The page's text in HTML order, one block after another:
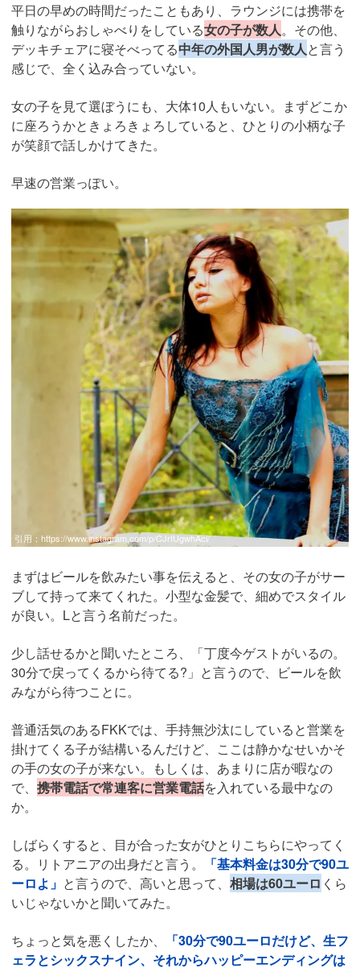
平日の早めの時間だったこともあり、ラウンジには携帯を
触りながらおしゃべりをしている女の子が数人。その他、
デッキチェアに寝そべってる中年の外国人男が数人と言う
感じで、全く込み合っていない。
女の子を見て選ぼうにも、大体10人もいない。まずどこか
に座ろうかときょろきょろしていると、ひとりの小柄な子
が笑顔で話しかけてきた。
早速の営業っぽい。
引用： https://www.instagram.com/p/CJrIUgwhAci/
まずはビールを飲みたい事を伝えると、その女の子がサー
ブして持って来てくれた。小型な金髪で、細めでスタイル
が良い。Lと言う名前だった。
少し話せるかと聞いたところ、「丁度今ゲストがいるの。
30分で戻ってくるから待てる?」と言うので、ビールを飲
みながら待つことに。
普通活気のあるFKKでは、手持無沙汰にしていると営業を
掛けてくる子が結構いるんだけど、ここは静かなせいかそ
の手の女の子が来ない。もしくは、あまりに店が暇なの
で、 携帯電話で常連客に営業電話を入れている最中なの
か。
しばらくすると、目が合った女がひとりこちらにやってく
る。リトアニアの出身だと言う。
「基本料金は30分で90ユ
ーロよ」 と言うので、高いと思って、 相場は60ユーロ くら
いじゃないかと聞いてみた。
ちょっと気を悪くしたか、
「30分で90ユーロだけど、生フ
ェラとシックスナイン、それからハッピーエンディングは